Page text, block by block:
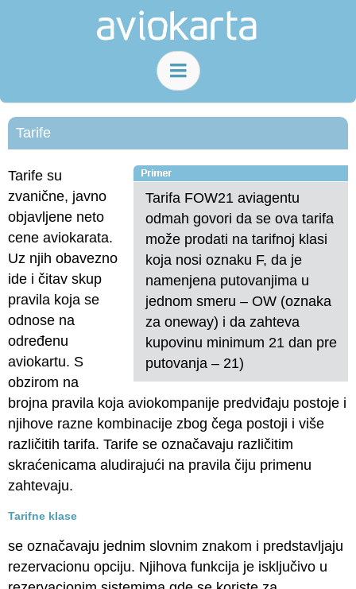
Tarife
Tarifa FOW21 aviagentu
odmah govori da se ova tarifa
može prodati na tarifnoj klasi
koja nosi oznaku F, da je
namenjena putovanjima u
jednom smeru – OW (oznaka
za oneway) i da zahteva
kupovinu minimum 21 dan pre
putovanja – 21)
Tarife su
zvanične, javno
objavljene neto
cene aviokarata.
Uz njih obavezno
ide i čitav skup
pravila koja se
odnose na
određenu
aviokartu. S
obzirom na
brojna pravila koja aviokompanije predviđaju postoje i
njihove razne kombinacije zbog čega postoji i više
različitih tarifa. Tarife se označavaju različitim
skraćenicama aludirajući na pravila čiju primenu
zahtevaju.
Tarifne klase
se označavaju jednim slovnim znakom i predstavljaju
rezervacionu opciju. Njihova funkcija je isključivo u